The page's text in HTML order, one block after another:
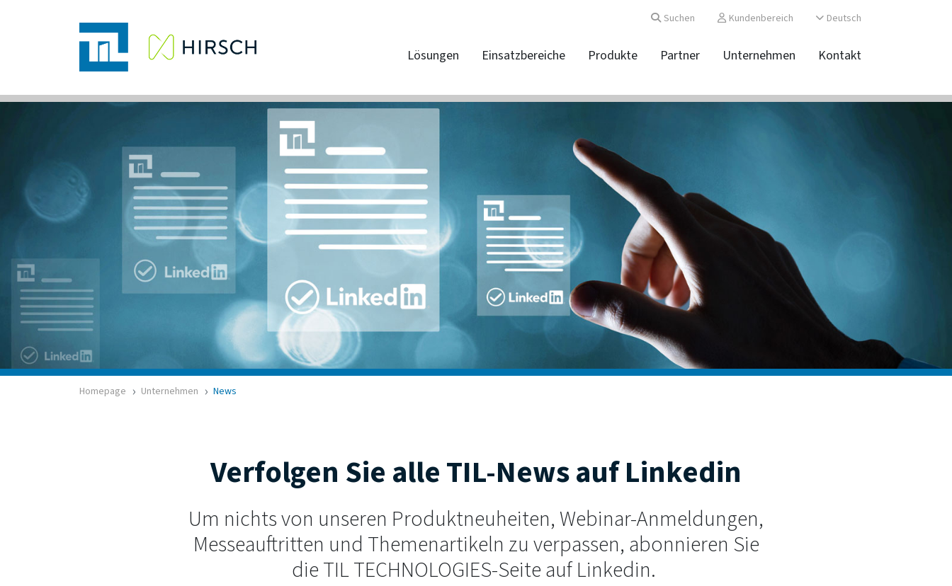
Suchen Kundenbereich Deutsch
Lösungen Einsatzbereiche Produkte Partner Unternehmen Kontakt
Homepage Unternehmen News
Verfolgen Sie alle TIL-News auf Linkedin
Um nichts von unseren Produktneuheiten, Webinar-Anmeldungen,
Messeauftritten und Themenartikeln zu verpassen, abonnieren Sie
die TIL TECHNOLOGIES-Seite auf Linkedin.